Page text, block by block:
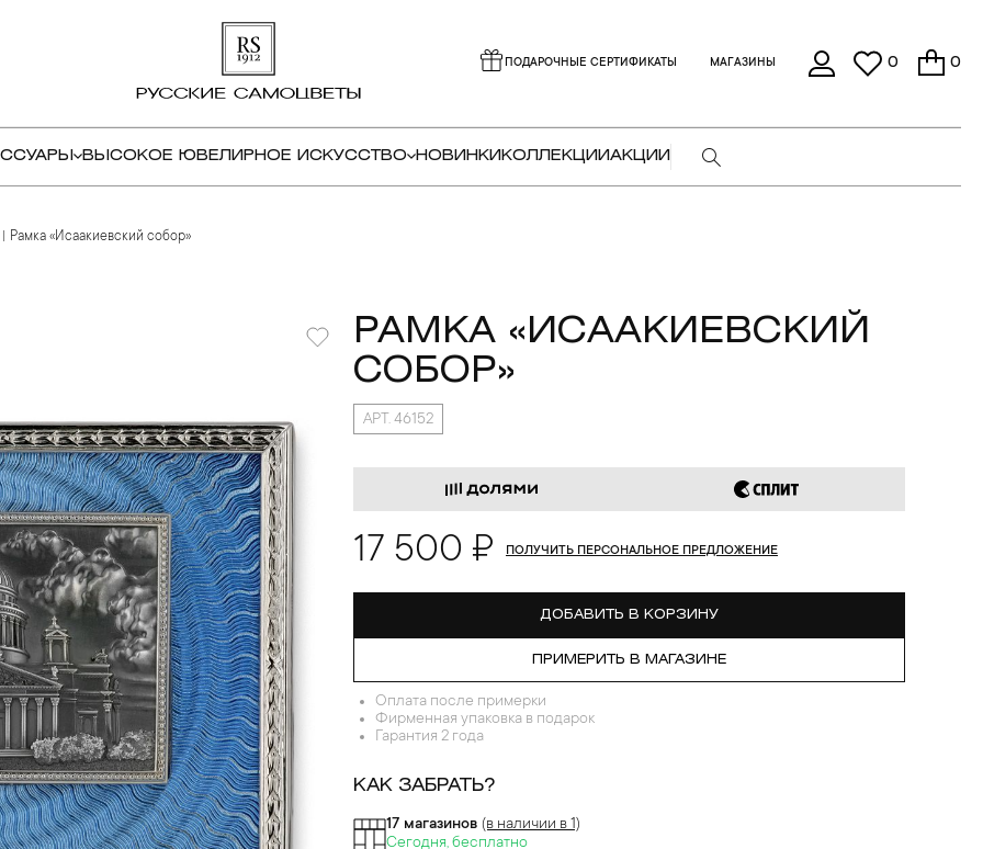
ПОДАРОЧНЫЕ СЕРТИФИКАТЫ МАГАЗИНЫ 0 0
ВЫСОКОЕ ЮВЕЛИРНОЕ ИСКУССТВО НОВИНКИ КОЛЛЕКЦИИАКЦИИ
Рамка «Исаакиевский собор»
РАМКА «ИСААКИЕВСКИЙ
СОБОР»
АРТ. 46152
17 500 ₽ ПОЛУЧИТЬ ПЕРСОНАЛЬНОЕ ПРЕДЛОЖЕНИЕ
ДОБАВИТЬ В КОРЗИНУ
ПРИМЕРИТЬ В МАГАЗИНЕ
Оплата после примерки
Фирменная упаковка в подарок
Гарантия 2 года
КАК ЗАБРАТЬ?
17 магазинов (в наличии в 1)
Сегодня, бесплатно